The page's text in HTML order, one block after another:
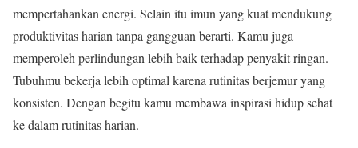
mempertahankan energi. Selain itu imun yang kuat mendukung
produktivitas harian tanpa gangguan berarti. Kamu juga
memperoleh perlindungan lebih baik terhadap penyakit ringan.
Tubuhmu bekerja lebih optimal karena rutinitas berjemur yang
konsisten. Dengan begitu kamu membawa inspirasi hidup sehat
ke dalam rutinitas harian.